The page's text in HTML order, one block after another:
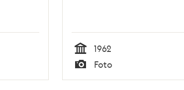
Tid
1962
Typ
Foto